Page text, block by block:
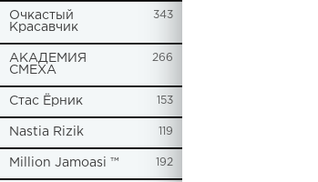
Очкастый
Красавчик
343
АКАДЕМИЯ
СМЕХА
266
Стас Ёрник 153
Nastia Rizik 119
Million Jamoasi ™ 192